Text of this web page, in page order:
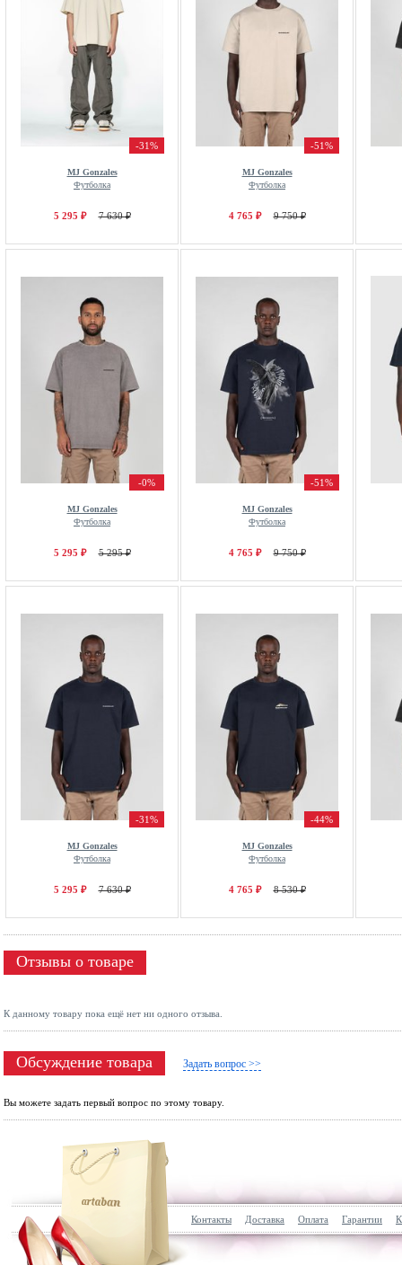
-31%
MJ Gonzales
Футболка
5 295 ₽ 7 630 ₽
-51%
MJ Gonzales
Футболка
4 765 ₽ 9 750 ₽
-0%
MJ Gonzales
Футболка
5 295 ₽ 5 295 ₽
-51%
MJ Gonzales
Футболка
4 765 ₽ 9 750 ₽
-31%
MJ Gonzales
Футболка
5 295 ₽ 7 630 ₽
-44%
MJ Gonzales
Футболка
4 765 ₽ 8 530 ₽
Отзывы о товаре
К данному товару пока ещё нет ни одного отзыва.
Обсуждение товара Задать вопрос >>
Вы можете задать первый вопрос по этому товару.
Контакты Доставка Оплата Гарантии